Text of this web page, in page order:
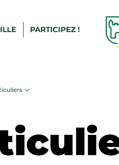
PARTICIPEZ !